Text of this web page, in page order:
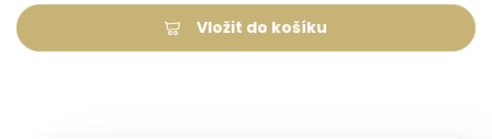
Vložit do košíku